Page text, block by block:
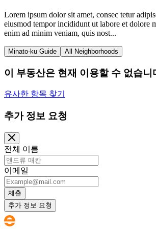
Lorem ipsum dolor sit amet, consec tetur
eiusmod tempor incididunt ut labore et dolore
enim ad minim veniam, quis nost...
Minato-ku Guide All Neighborhoods
이 부동산은 현재 이용할 수 없습니
유사한 항목 찾기
추가 정보 요청
전체 이름
이메일
제출
추가 정보 요청